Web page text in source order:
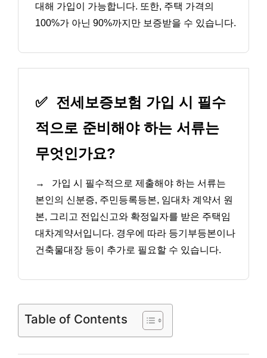
대해 가입이 가능합니다. 또한, 주택 가격의
100%가 아닌 90%까지만 보증받을 수 있습니다.
✅ 전세보증보험 가입 시 필수
적으로 준비해야 하는 서류는
무엇인가요?
→
가입 시 필수적으로 제출해야 하는 서류는
본인의 신분증, 주민등록등본, 임대차 계약서 원
본, 그리고 전입신고와 확정일자를 받은 주택임
대차계약서입니다. 경우에 따라 등기부등본이나
건축물대장 등이 추가로 필요할 수 있습니다.
Table of Contents